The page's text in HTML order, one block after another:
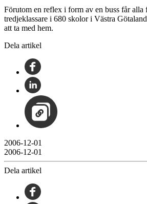
Förutom en reflex i form av en buss får alla
tredjeklassare i 680 skolor i Västra
att ta med hem.
Dela artikel
2006-12-01
2006-12-01
Dela artikel